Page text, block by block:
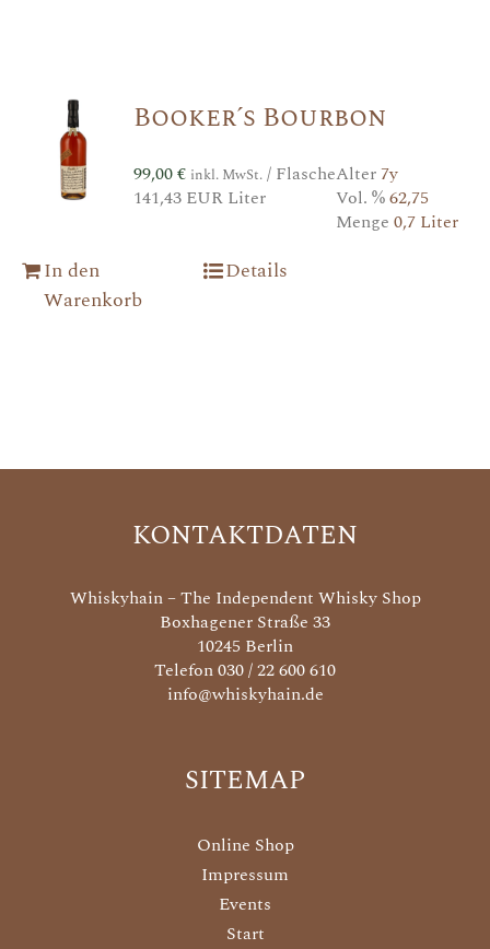
Booker´s Bourbon
99,00€ inkl. MwSt./ Flasche
141,43 EUR Liter
Alter7y
Vol. %62,75
Menge 0,7 Liter
In den
Warenkorb
Details
KONTAKTDATEN
Whiskyhain – The Independent Whisky Shop
Boxhagener Straße 33
10245 Berlin
Telefon 030 / 22 600 610
info@whiskyhain.de
SITEMAP
Online Shop
Impressum
Events
Start